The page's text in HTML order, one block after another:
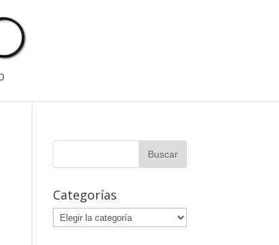
Categorías
Categorías